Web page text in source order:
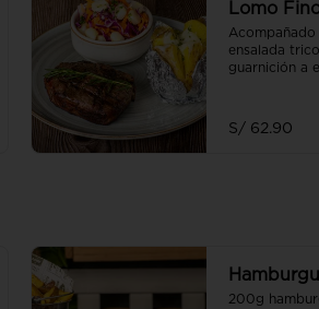
Lomo
Acompañado
ensalada
guarnición a
S/ 62.90
200g